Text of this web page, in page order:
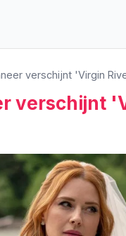
verschijnt 'Virgin
verschijnt